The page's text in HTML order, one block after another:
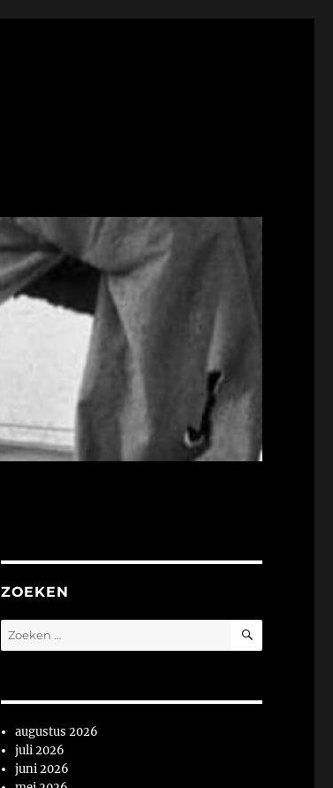
ZOEKEN
Zoeken
naar:
ZOEKEN
augustus 2026
juli 2026
juni 2026